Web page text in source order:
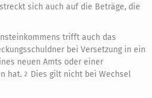
sich auch auf die Beträge, die
trifft auch das
bei Versetzung in ein
neuen Amts oder einer
hat. 2 Dies gilt nicht bei Wechsel